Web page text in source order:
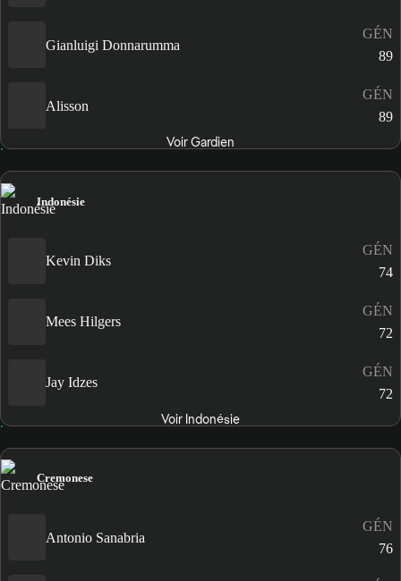
Gianluigi Donnarumma
GÉN
89
Alisson
GÉN
89
Voir Gardien
Indonésie
Kevin Diks
GÉN
74
Mees Hilgers
GÉN
72
Jay Idzes
GÉN
72
Voir Indonésie
Cremonese
Antonio Sanabria
GÉN
76